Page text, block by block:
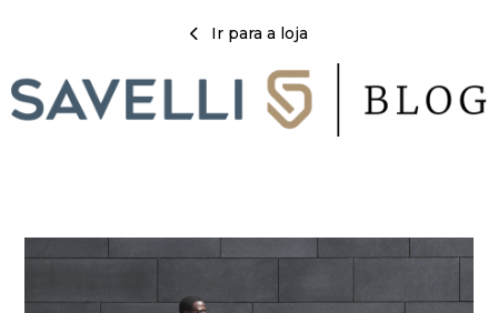
Ir para a loja